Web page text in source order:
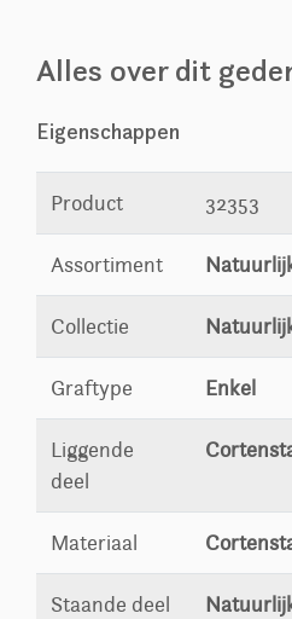
Alles over dit
Eigenschappen
Product 32353
Assortiment
Collectie
Graftype Enkel
Liggende
deel
Materiaal
Staande deel